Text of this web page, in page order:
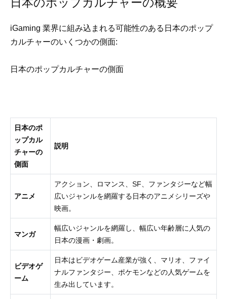
日本のポップカルチャーの概要
iGaming 業界に組み込まれる可能性のある日本のポップ
カルチャーのいくつかの側面:
日本のポップカルチャーの側面
日本のポ
ップカル
チャーの
側面
説明
アニメ
アクション、ロマンス、SF、ファンタジーなど幅
広いジャンルを網羅する日本のアニメシリーズや
映画。
マンガ
幅広いジャンルを網羅し、幅広い年齢層に人気の
日本の漫画・劇画。
ビデオゲ
ーム
日本はビデオゲーム産業が強く、マリオ、ファイ
ナルファンタジー、ポケモンなどの人気ゲームを
生み出しています。